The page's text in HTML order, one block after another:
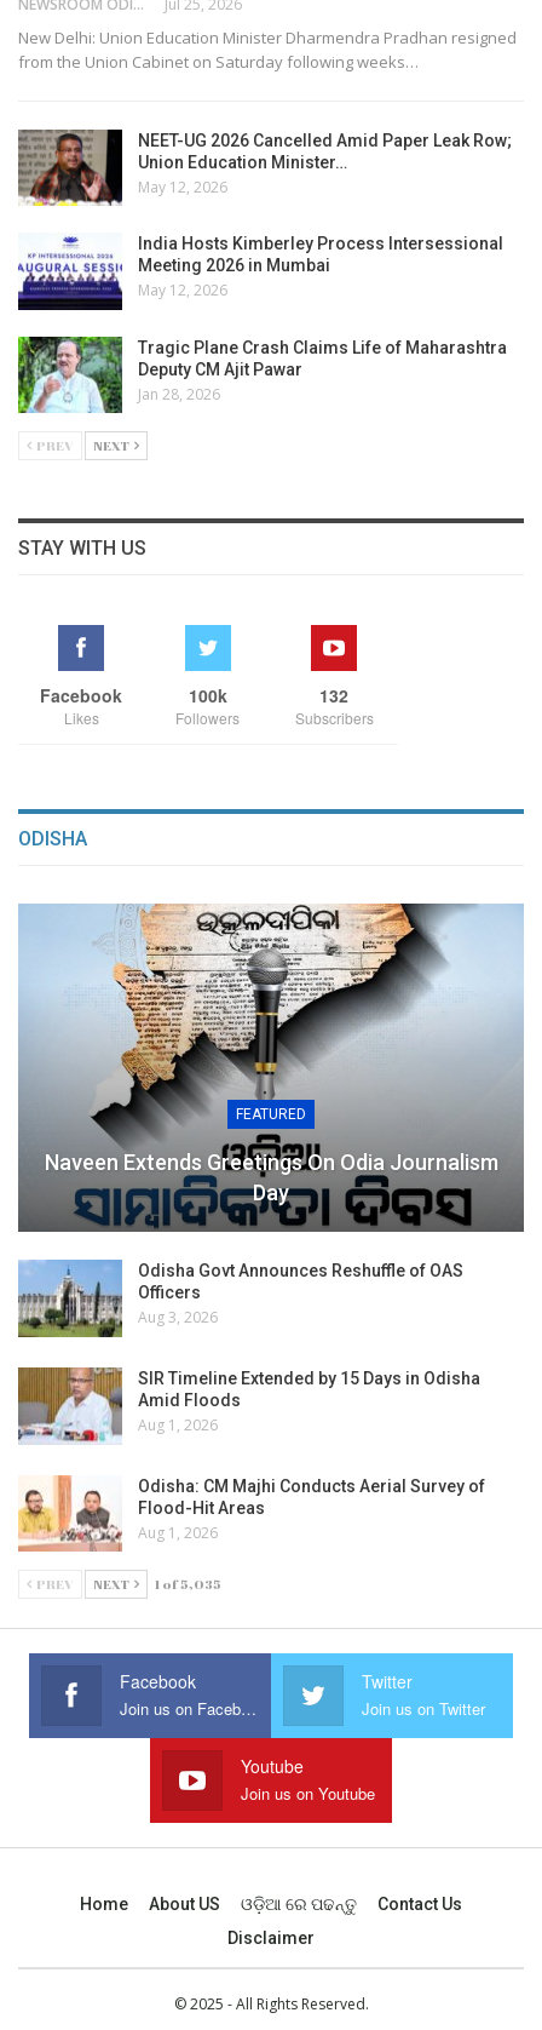
New Delhi: Union Education Minister Dharmendra Pradhan resigned
from the Union Cabinet on Saturday following weeks…
NEET-UG 2026 Cancelled Amid Paper Leak Row;
Union Education Minister…
May 12, 2026
India Hosts Kimberley Process Intersessional
Meeting 2026 in Mumbai
May 12, 2026
Tragic Plane Crash Claims Life of Maharashtra
Deputy CM Ajit Pawar
Jan 28, 2026
PREV NEXT
STAY WITH US
Facebook
Likes
100k
Followers
132
Subscribers
ODISHA
FEATURED
Naveen Extends Greetings On Odia Journalism
Day
Odisha Govt Announces Reshuffle of OAS
Officers
Aug 3, 2026
SIR Timeline Extended by 15 Days in Odisha
Amid Floods
Aug 1, 2026
Odisha: CM Majhi Conducts Aerial Survey of
Flood-Hit Areas
Aug 1, 2026
PREV NEXT 1 of 5,035
Facebook
Join us on Facebook
Twitter
Join us on Twitter
Youtube
Join us on Youtube
Home About US ଓଡ଼ିଆ ରେ ପଢନ୍ତୁ
Contact Us
Disclaimer
© 2025 - All Rights Reserved.